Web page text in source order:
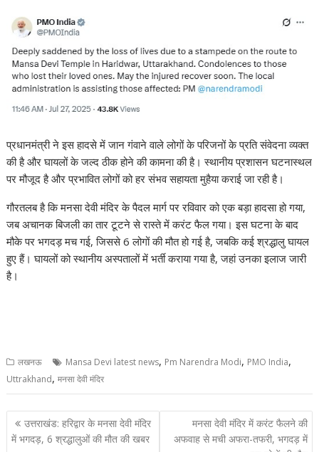
p k
प्रधानमंत्री ने इस हादसे में जान गंवाने वाले लोगों के परिजनों के प्रति संवेदना व्यक्त
की है और घायलों के जल्द ठीक होने की कामना की है। स्थानीय प्रशासन घटनास्थल
पर मौजूद है और प्रभावित लोगों को हर संभव सहायता मुहैया कराई जा रही है।
गौरतलब है कि मनसा देवी मंदिर के पैदल मार्ग पर रविवार को एक बड़ा हादसा हो गया,
जब अचानक बिजली का तार टूटने से रास्ते में करंट फैल गया। इस घटना के बाद
मौके पर भगदड़ मच गई, जिससे 6 लोगों की मौत हो गई है, जबकि कई श्रद्धालु घायल
हुए हैं। घायलों को स्थानीय अस्पतालों में भर्ती कराया गया है, जहां उनका इलाज जारी
है।
लखनऊ Mansa Devi latest news, Pm Narendra Modi, PMO India,
Uttrakhand,मनसा देवी मंदिर
Post
navigation
उत्तराखंड: हरिद्वार के मनसा देवी मंदिर
में भगदड़, 6 श्रद्धालुओं की मौत की खबर
मनसा देवी मंदिर में करंट फैलने की
अफवाह से मची अफरा-तफरी, भगदड़ में